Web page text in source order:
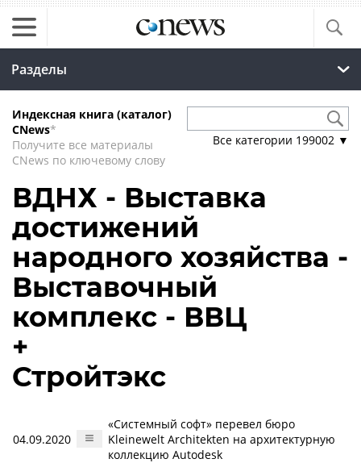
Разделы
Индексная книга (каталог)
CNews*
Получите все материалы
CNews по ключевому слову
Все категории 199002 ▼
ВДНХ - Выставка
достижений
народного хозяйства -
Выставочный
комплекс - ВВЦ
+
Стройтэкс
04.09.2020
«Системный софт» перевел бюро
Kleinewelt Аrchitekten на архитектурную
коллекцию Autodesk